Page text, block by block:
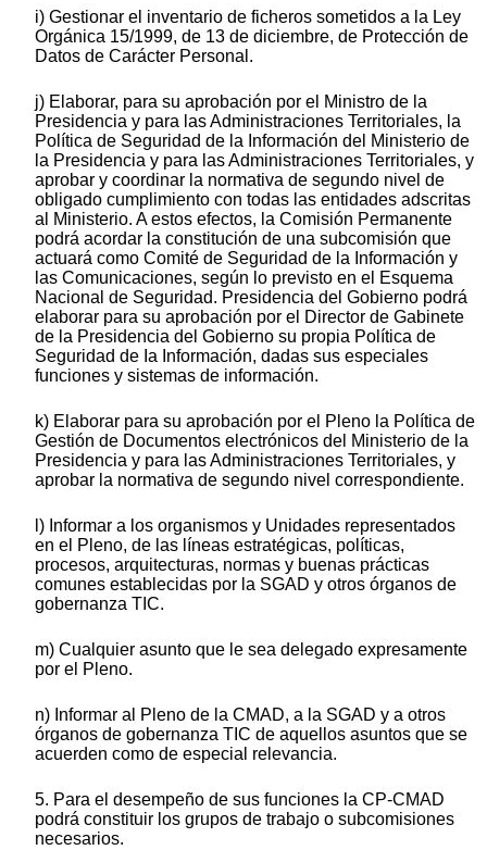
i) Gestionar el inventario de ficheros sometidos a la Ley
Orgánica 15/1999, de 13 de diciembre, de Protección de
Datos de Carácter Personal.
j) Elaborar, para su aprobación por el Ministro de la
Presidencia y para las Administraciones Territoriales, la
Política de Seguridad de la Información del Ministerio de
la Presidencia y para las Administraciones Territoriales, y
aprobar y coordinar la normativa de segundo nivel de
obligado cumplimiento con todas las entidades adscritas
al Ministerio. A estos efectos, la Comisión Permanente
podrá acordar la constitución de una subcomisión que
actuará como Comité de Seguridad de la Información y
las Comunicaciones, según lo previsto en el Esquema
Nacional de Seguridad. Presidencia del Gobierno podrá
elaborar para su aprobación por el Director de Gabinete
de la Presidencia del Gobierno su propia Política de
Seguridad de Ia Información, dadas sus especiales
funciones y sistemas de información.
k) Elaborar para su aprobación por el Pleno la Política de
Gestión de Documentos electrónicos del Ministerio de la
Presidencia y para las Administraciones Territoriales, y
aprobar la normativa de segundo nivel correspondiente.
l) Informar a los organismos y Unidades representados
en el Pleno, de las líneas estratégicas, políticas,
procesos, arquitecturas, normas y buenas prácticas
comunes establecidas por la SGAD y otros órganos de
gobernanza TIC.
m) Cualquier asunto que le sea delegado expresamente
por el Pleno.
n) Informar al Pleno de la CMAD, a la SGAD y a otros
órganos de gobernanza TIC de aquellos asuntos que se
acuerden como de especial relevancia.
5. Para el desempeño de sus funciones la CP-CMAD
podrá constituir los grupos de trabajo o subcomisiones
necesarios.